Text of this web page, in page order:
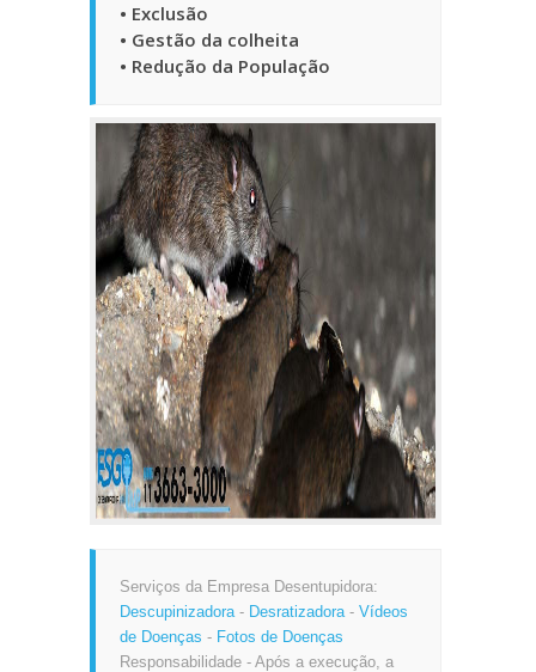
• Exclusão
• Gestão da colheita
• Redução da População
Serviços da Empresa Desentupidora:
Descupinizadora- Desratizadora- Vídeos
de Doenças - Fotos de Doenças
Responsabilidade - Após a execução, a